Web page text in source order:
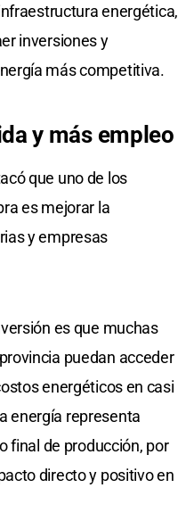
energética,
inversiones y
más competitiva.
y más empleo
que uno de los
es mejorar la
y empresas
es que muchas
puedan acceder
energéticos en casi
energía representa
final de producción, por
directo y positivo en